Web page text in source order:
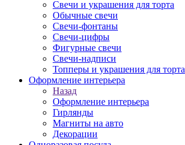
Свечи и украшения для торта
Обычные свечи
Свечи-фонтаны
Свечи-цифры
Фигурные свечи
Свечи-надписи
Топперы и украшения для торта
Оформление интерьера
Назад
Оформление интерьера
Гирлянды
Магниты на авто
Декорации